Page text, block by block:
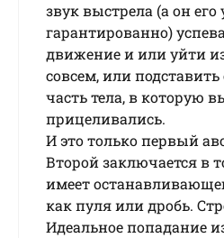
звук выстрела (а он
гарантированно)
движение и или уйти
совсем, или подставить
часть тела, в которую
прицеливались.
И это только первый
Второй заключается в
имеет
как пуля или дробь.
Идеальное попадание